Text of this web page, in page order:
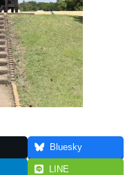
Bluesky
LINE